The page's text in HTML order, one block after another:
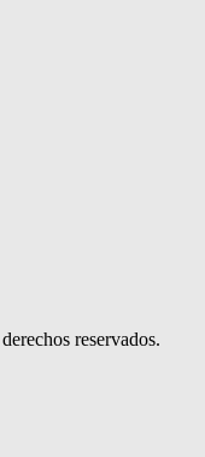
reservados.